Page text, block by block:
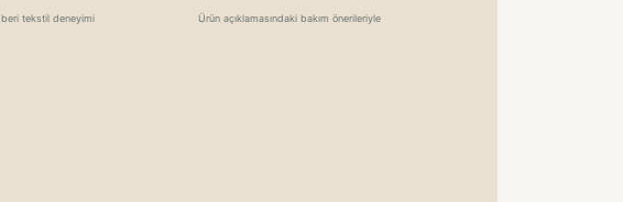
tekstil deneyimi Ürün açıklamasındaki bakım önerileriyle